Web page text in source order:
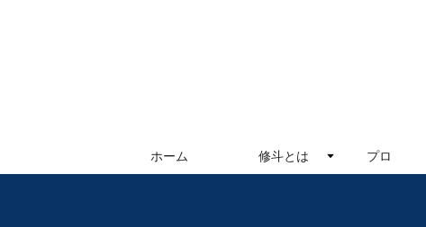
ホーム 修斗とは プロ